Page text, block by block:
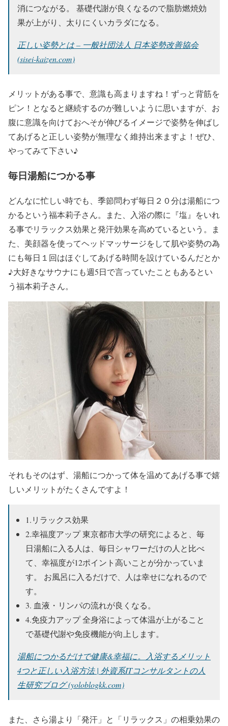
消につながる。 基礎代謝が良くなるので脂肪燃焼効
果が上がり、太りにくいカラダになる。
正しい姿勢とは – 一般社団法人 日本姿勢改善協会
(sisei-kaizen.com)
メリットがある事で、意識も高まりますね！ずっと背筋を
ピン！となると継続するのが難しいように思いますが、 お
腹に意識を向けておへそが伸びるイメージで姿勢を伸ばし
てあげると正しい姿勢が無理なく維持出来ますよ！ぜひ、
やってみて下さい♪
毎日湯船につかる事
どんなに忙しい時でも、 季節問わず毎日２０分は湯船につ
かるという福本莉子さん。また、
入浴の際に『塩』をいれ
る事でリラックス効果と発汗効果を高めているという。ま
た、美顔器を使ってヘッドマッサージをして肌や姿勢の為
にも毎日１回はほぐしてあげる時間を設けているんだとか
♪大好きなサウナにも週5日で言っていたこともあるとい
う福本莉子さん。
それもそのはず、 湯船につかって体を温めてあげる事で嬉
しいメリットがたくさんですよ！
1.リラックス効果
2.幸福度アップ 東京都市大学の研究によると、毎
日湯船に入る人は、毎日シャワーだけの人と比べ
て、幸福度が12ポイント高いことが分かっていま
す。 お風呂に入るだけで、人は幸せになれるので
す。
3. 血液・リンパの流れが良くなる。
4.免疫力アップ 全身浴によって体温が上がること
で基礎代謝や免疫機能が向上します。
湯船につかるだけで健康&幸福に。入浴するメリット
4つと正しい入浴方法 | 外資系ITコンサルタントの人
生研究ブログ (yoloblogkk.com)
また、さら湯より「発汗」と「リラックス」の相乗効果の